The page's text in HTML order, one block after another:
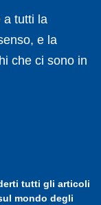
a tutti la
e la
che ci sono in
tutti gli articoli
mondo degli